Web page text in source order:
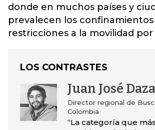
donde en muchos países y
prevalecen los confinamientos
restricciones a la movilidad
LOS CONTRASTES
Juan José Daza
Director regional de
Colombia
“La categoría que